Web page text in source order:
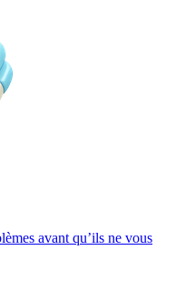
avant qu’ils ne vous